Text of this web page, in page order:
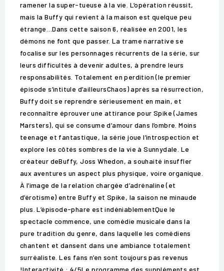
ramener la super-tueuse à la vie. L’opération réussit,
mais la Buffy qui revient à la maison est quelque peu
étrange…Dans cette saison 6, réalisée en 2001, les
démons ne font que passer. La trame narrative se
focalise sur les personnages récurrents de la série, sur
leurs difficultés à devenir adultes, à prendre leurs
responsabilités. Totalement en perdition (le premier
épisode s’intitule d’ailleursChaos) après sa résurrection,
Buffy doit se reprendre sérieusement en main, et
reconnaître éprouver une attirance pour Spike (James
Marsters), qui se consume d’amour dans l’ombre. Moins
teenage et fantastique, la série joue l’introspection et
explore les côtés sombres de la vie à Sunnydale. Le
créateur deBuffy, Joss Whedon, a souhaité insuffler
aux aventures un aspect plus physique, voire organique.
À l’image de la relation chargée d’adrénaline (et
d’érotisme) entre Buffy et Spike, la saison ne minaude
plus. L’épisode-phare est indéniablementQue le
spectacle commence, une comédie musicale dans la
pure tradition du genre, dans laquelle les comédiens
chantent et dansent dans une ambiance totalement
surréaliste. Les fans n’en sont toujours pas revenus